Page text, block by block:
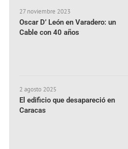
27 noviembre 2023
Oscar D’ León en Varadero: un
Cable con 40 años
2 agosto 2025
El edificio que desapareció en
Caracas